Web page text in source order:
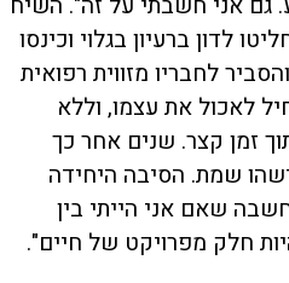
לדון ברעיון בגלוי וכינסו
לחבריו מזווית רפואית
לאכול את עצמו, וללא
זמן קצר. שנים אחר כך
שמת. הסיבה היחידה
שאם אני הייתי בין
חלק מפרויקט של חיים".